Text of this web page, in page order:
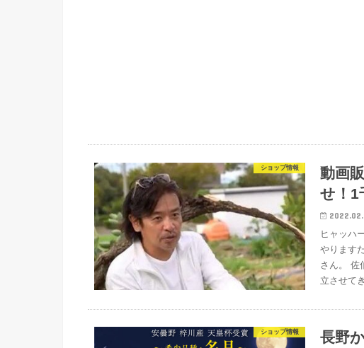
ショップ情報
動画
せ！1
ヒャッハ
やります
さん。 佐
立させて
ショップ情報
長野